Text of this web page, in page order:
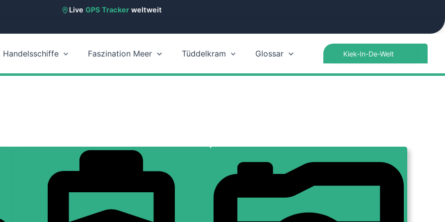
Live GPS Trackerweltweit
Handelsschiffe Faszination Meer Tüddelkram Glossar